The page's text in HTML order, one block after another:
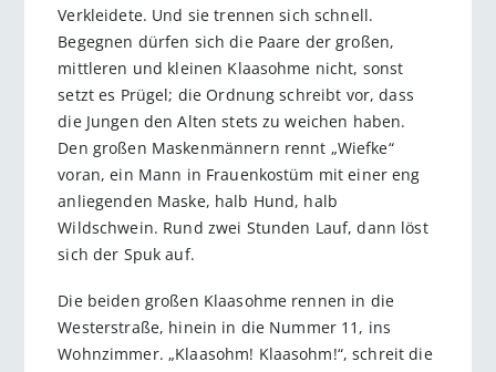
Verkleidete. Und sie trennen sich schnell.
Begegnen dürfen sich die Paare der großen,
mittleren und kleinen Klaasohme nicht, sonst
setzt es Prügel; die Ordnung schreibt vor, dass
die Jungen den Alten stets zu weichen haben.
Den großen Maskenmännern rennt „Wiefke“
voran, ein Mann in Frauenkostüm mit einer eng
anliegenden Maske, halb Hund, halb
Wildschwein. Rund zwei Stunden Lauf, dann löst
sich der Spuk auf.
Die beiden großen Klaasohme rennen in die
Westerstraße, hinein in die Nummer 11, ins
Wohnzimmer. „Klaasohm! Klaasohm!“, schreit die